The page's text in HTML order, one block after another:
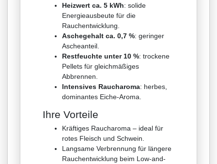
Heizwert ca. 5 kWh: solide
Energieausbeute für die
Rauchentwicklung.
Aschegehalt ca. 0,7 %: geringer
Ascheanteil.
Restfeuchte unter 10 %: trockene
Pellets für gleichmäßiges
Abbrennen.
Intensives Raucharoma: herbes,
dominantes Eiche-Aroma.
Ihre Vorteile
Kräftiges Raucharoma – ideal für
rotes Fleisch und Schwein.
Langsame Verbrennung für längere
Rauchentwicklung beim Low-and-